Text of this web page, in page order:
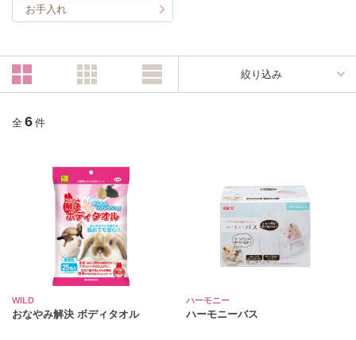
お手入れ
絞り込み
全 6 件
WILD
おなやみ解決 ボディタオル
ハーモニー
ハーモニーバス